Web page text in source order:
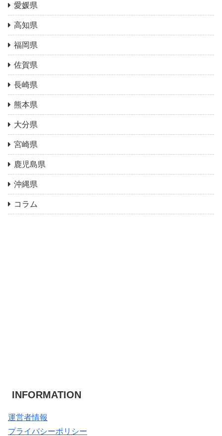
愛媛県
高知県
福岡県
佐賀県
長崎県
熊本県
大分県
宮崎県
鹿児島県
沖縄県
コラム
INFORMATION
運営者情報
プライバシーポリシー